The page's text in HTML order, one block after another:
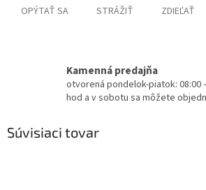
OPÝTAŤ SA STRÁŽIŤ ZDIEĽAŤ
Kamenná predajňa
otvorená pondelok-piatok: 08:00
hod a v sobotu sa môžete
Súvisiaci tovar